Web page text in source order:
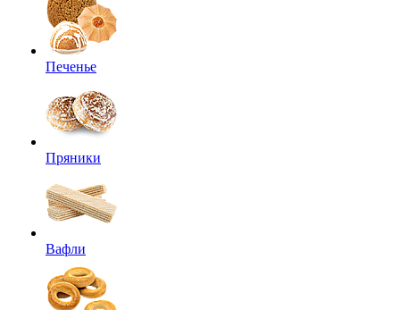
Печенье
Пряники
Вафли